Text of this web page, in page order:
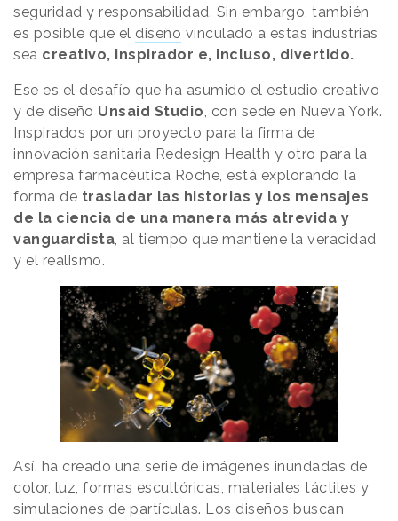
seguridad y responsabilidad. Sin embargo, también
es posible que el diseño vinculado a estas industrias
sea creativo, inspirador e, incluso, divertido.
Ese es el desafío que ha asumido el estudio creativo
y de diseño Unsaid Studio , con sede en Nueva York.
Inspirados por un proyecto para la firma de
innovación sanitaria Redesign Health y otro para la
empresa farmacéutica Roche, está explorando la
forma de trasladar las historias y los mensajes
de la ciencia de una manera más atrevida y
vanguardista , al tiempo que mantiene la veracidad
y el realismo.
Así, ha creado una serie de imágenes inundadas de
color, luz, formas escultóricas, materiales táctiles y
simulaciones de partículas. Los diseños buscan